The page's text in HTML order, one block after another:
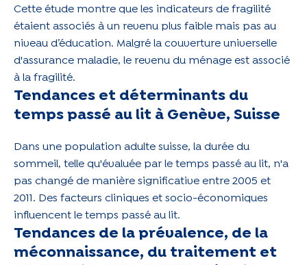
Cette étude montre que les indicateurs de fragilité
étaient associés à un revenu plus faible mais pas au
niveau d’éducation. Malgré la couverture universelle
d'assurance maladie, le revenu du ménage est associé
à la fragilité.
Tendances et déterminants du
temps passé au lit à Genève, Suisse
Dans une population adulte suisse, la durée du
sommeil, telle qu'évaluée par le temps passé au lit, n'a
pas changé de manière significative entre 2005 et
2011. Des facteurs cliniques et socio-économiques
influencent le temps passé au lit.
Tendances de la prévalence, de la
méconnaissance, du traitement et